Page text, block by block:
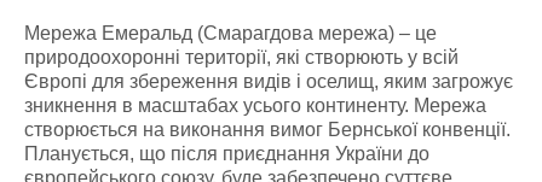
Мережа Емеральд (Смарагдова мережа) – це
природоохоронні території, які створюють у всій
Європі для збереження видів і оселищ, яким загрожує
зникнення в масштабах усього континенту. Мережа
створюється на виконання вимог Бернської конвенції.
Планується, що після приєднання України до
європейського союзу, буде забезпечено суттєве